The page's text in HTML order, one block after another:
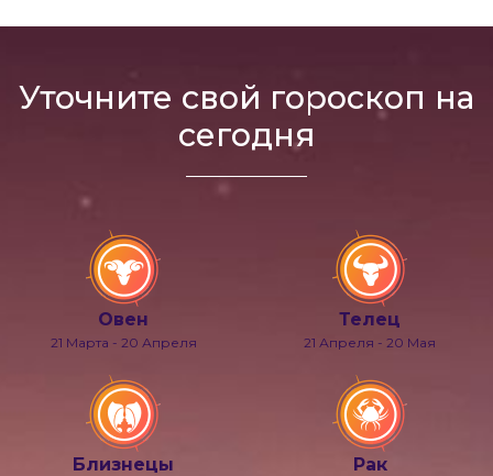
Уточните свой гороскоп на
сегодня
Овен
21 Марта - 20 Апреля
Телец
21 Апреля - 20 Мая
Близнецы Рак